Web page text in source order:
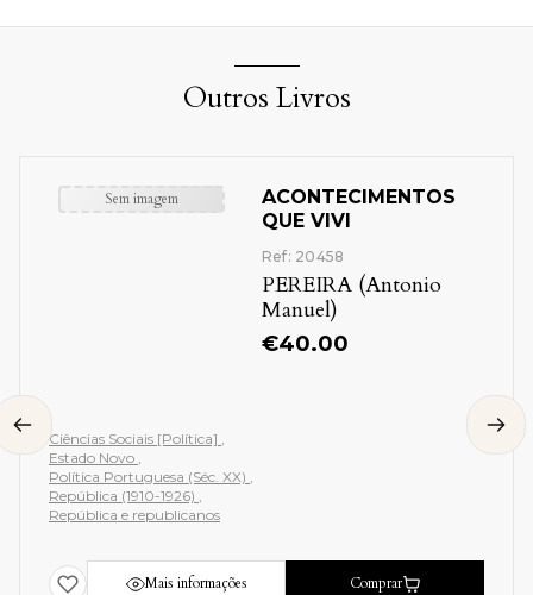
Outros Livros
Sem imagem
ACONTECIMENTOS
QUE VIVI
Ref: 20458
PEREIRA (Antonio
Manuel)
€40.00
Ciências Sociais [Política]
Estado Novo
Política Portuguesa (Séc. XX)
República (1910-1926)
República e republicanos
Mais informações Comprar